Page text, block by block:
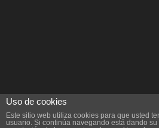
Uso de cookies
Este sitio web utiliza cookies para que usted
usuario. Si continúa navegando está dando